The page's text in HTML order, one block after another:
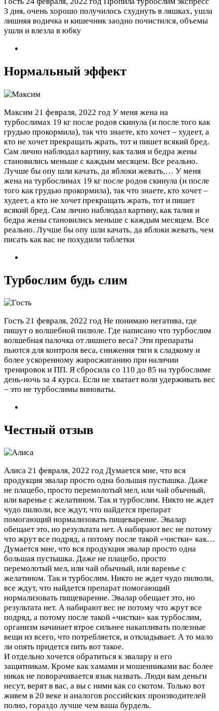
3 дня, очень хорошо получилось схуднуть в ляшках, ушла
лишняя водичка и кишечник заодно почистился, объемы
ушли и влезла в юбку
Нормальный эффект
Максим 21 февраля, 2022 год У меня жена на
турбослимах 19 кг после родов скинула (и после того как
грудью прокормила), так что знаете, кто хочет – худеет, а
кто не хочет прекращать жрать, тот и пишет всякий бред.
Сам лично наблюдал картину, как талия и бедра жены
становились меньше с каждым месяцем. Все реально.
Лучше бы опу шли качать, да яблоки жевать,… У меня
жена на турбослимах 19 кг после родов скинула (и после
того как грудью прокормила), так что знаете, кто хочет –
худеет, а кто не хочет прекращать жрать, тот и пишет
всякий бред. Сам лично наблюдал картину, как талия и
бедра жены становились меньше с каждым месяцем. Все
реально. Лучше бы опу шли качать, да яблоки жевать, чем
писать как вас не похудили таблетки
Турбослим будь слим
Гость 21 февраля, 2022 год Не понимаю негатива, где
пишут о волшебной пилюле. Где написано что турбослим
волшебная палочка от лишнего веса? Эти препараты
пьются для контроля веса, снижения тяги к сладкому и
более ускоренному жиросжиганию при наличии
тренировок и ПП. Я сбросила со 110 до 85 на турбослиме
день-ночь за 4 курса. Если не хватает воли удерживать вес
– это не турбослимы виноваты.
Честный отзыв
Алиса 21 февраля, 2022 год Думается мне, что вся
продукция эвалар просто одна большая пустышка. Даже
не плацебо, просто перемолотый мел, или чай обычный,
или варенье с желатином. Так и турбослим. Никто не ждет
чудо пилюли, все ждут, что найдется препарат
помогающий нормализовать пищеварение. Эвалар
обещает это, но результата нет. А набирают вес не потому
что жрут все подряд, а потому после такой «чистки» как…
Думается мне, что вся продукция эвалар просто одна
большая пустышка. Даже не плацебо, просто
перемолотый мел, или чай обычный, или варенье с
желатином. Так и турбослим. Никто не ждет чудо пилюли,
все ждут, что найдется препарат помогающий
нормализовать пищеварение. Эвалар обещает это, но
результата нет. А набирают вес не потому что жрут все
подряд, а потому после такой «чистки» как турбослим,
организм начинает втрое сильнее накапливать полезные
вещи из всего, что потребляется, и откладывает. А то мало
ли опять придется пить вот такое.
И отдельно хочется обратиться к эвалару и его
защитникам. Кроме как хамами и мошенниками вас более
никак не поворачивается язык назвать. Люди вам деньги
несут, верят в вас, а вы с ними как со скотом. Только вот
живем в 20 веке и аналогов российских производителей
полно, гораздо лучше чем ваша бурдель.